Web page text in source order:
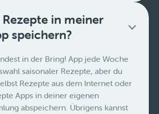
in meiner
speichern?
in der Bring! App jede Woche
saisonaler Rezepte, aber du
Rezepte aus dem Internet oder
Apps in deiner eigenen
abspeichern. Übrigens kannst